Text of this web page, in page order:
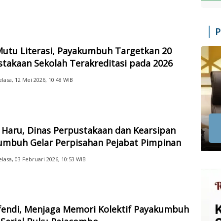
Literasi, Payakumbuh Targetkan 20
Sekolah Terakreditasi pada 2026
12 Mei 2026, 10:48 WIB
Dinas Perpustakaan dan Kearsipan
Gelar Perpisahan Pejabat Pimpinan
03 Februari 2026, 10:53 WIB
Menjaga Memori Kolektif Payakumbuh